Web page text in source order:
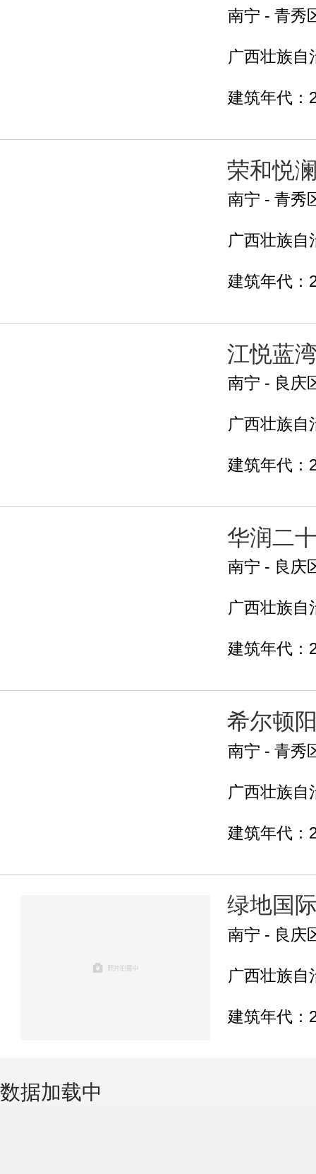
南宁 - 青秀
广西壮族自
建筑年代：
荣和悦
南宁 - 青秀
广西壮族自
建筑年代：
江悦蓝
南宁 - 良庆
广西壮族自
建筑年代：
华润二
南宁 - 良庆
广西壮族自
建筑年代：
希尔顿
南宁 - 青秀
广西壮族自
建筑年代：
绿地国
南宁 - 良庆
广西壮族自
建筑年代：
数据加载中